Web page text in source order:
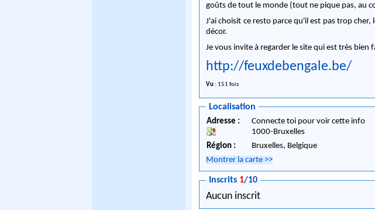
goûts de tout le monde (tout ne pique pas, au
J'ai choisit ce resto parce qu'il est pas trop
décor.
Je vous invite à regarder le site qui est très bien
http://feuxdebengale.be/
Vu : 151 fois
Localisation
Adresse :
Connecte toi pour voir cette info
1000-Bruxelles
Région :
Bruxelles, Belgique
Montrer la carte >>
Inscrits 1/10
Aucun inscrit